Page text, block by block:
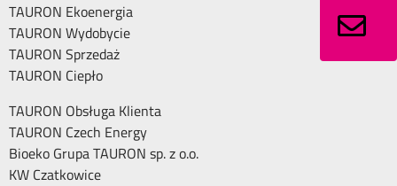
TAURON Ekoenergia
TAURON Wydobycie
TAURON Sprzedaż
TAURON Ciepło
TAURON Obsługa Klienta
TAURON Czech Energy
Bioeko Grupa TAURON sp. z o.o.
KW Czatkowice